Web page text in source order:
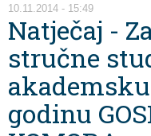
Vi ste ovdje
10.11.2014 - 15:49
Natječaj -
stručne
akademsku
godinu